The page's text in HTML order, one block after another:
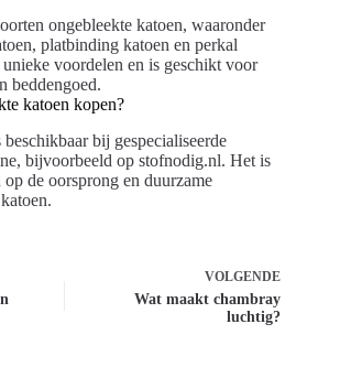
ongebleekte katoen, waaronder
platbinding katoen en perkal
voordelen en is geschikt voor
beddengoed.
katoen kopen?
bij gespecialiseerde
bijvoorbeeld op stofnodig.nl. Het is
de oorsprong en duurzame
VOLGENDE
Wat maakt chambray
luchtig?